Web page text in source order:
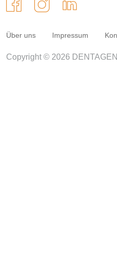
Über uns Impressum
Copyright © 2026